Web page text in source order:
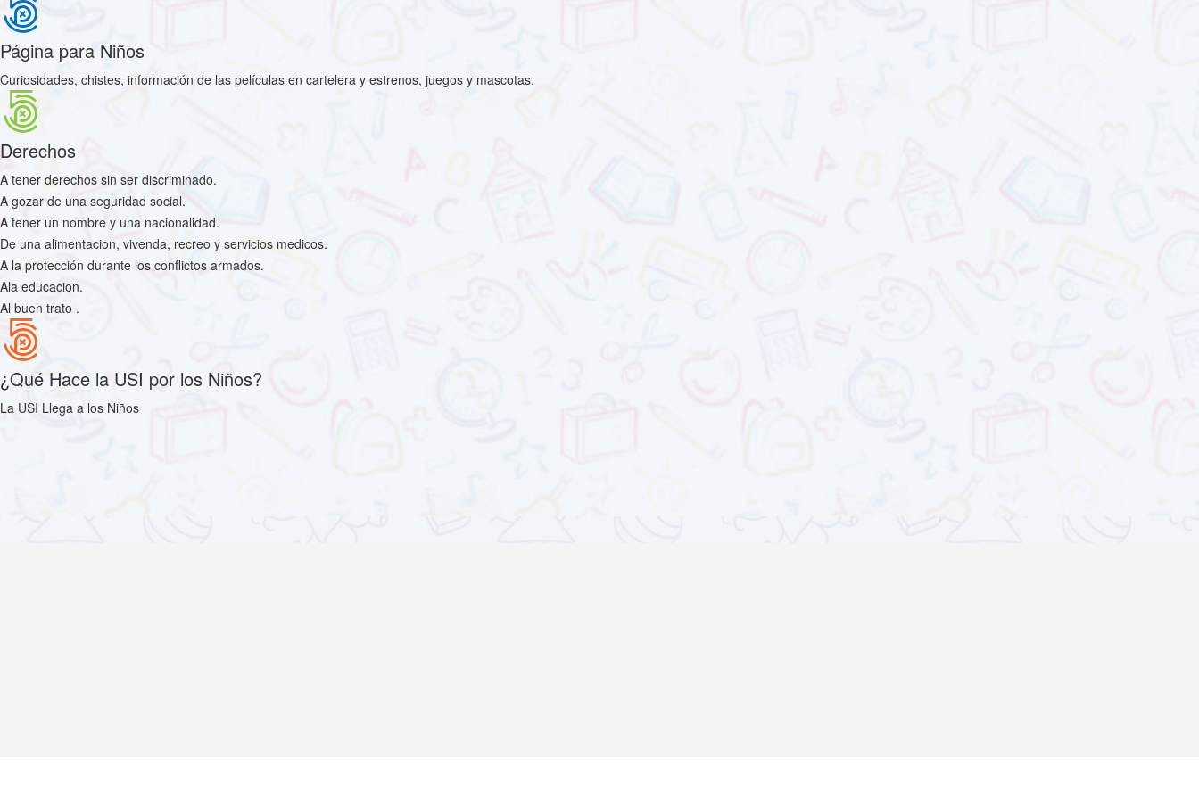
Página para Niños
Curiosidades, chistes, información de las películas en cartelera y estrenos, juegos y mascotas.
Derechos
A tener derechos sin ser discriminado.
A gozar de una seguridad social.
A tener un nombre y una nacionalidad.
De una alimentacion, vivenda, recreo y servicios medicos.
A la protección durante los conflictos armados.
Ala educacion.
Al buen trato .
¿Qué Hace la USI por los Niños?
La USI Llega a los Niños